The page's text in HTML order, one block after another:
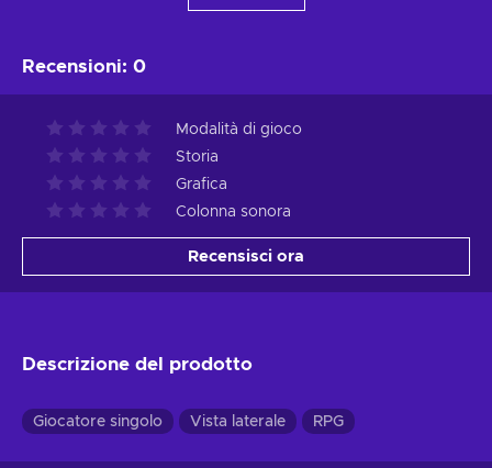
Recensioni: 0
Modalità di gioco
Storia
Grafica
Colonna sonora
Recensisci ora
Descrizione del prodotto
Giocatore singolo Vista laterale RPG